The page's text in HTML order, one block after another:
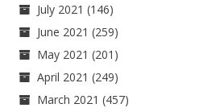
July 2021 (146)
June 2021 (259)
May 2021 (201)
April 2021 (249)
March 2021 (457)